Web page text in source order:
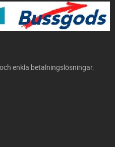
enkla betalningslösningar.